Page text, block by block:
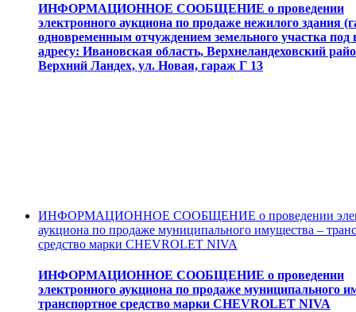
ИНФОРМАЦИОННОЕ СООБЩЕНИЕ о проведении
электронного аукциона по продаже нежилого здания
одновременным отчуждением земельного участка под
адресу: Ивановская область, Верхнеландеховский
Верхний Ландех, ул. Новая, гараж Г 13
ИНФОРМАЦИОННОЕ СООБЩЕНИЕ о проведении
аукциона по продаже муниципального имущества –
средство марки CHEVROLET NIVA
ИНФОРМАЦИОННОЕ СООБЩЕНИЕ о проведении
электронного аукциона по продаже муниципального
транспортное средство марки CHEVROLET NIVA